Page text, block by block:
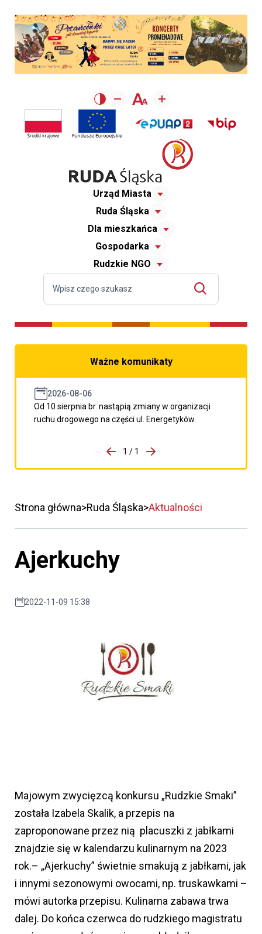
Urząd Miasta
Ruda Śląska
Dla mieszkańca
Gospodarka
Rudzkie NGO
Ważne komunikaty
2026-08-06
Od 10 sierpnia br. nastąpią zmiany w organizacji
ruchu drogowego na części ul. Energetyków.
porzpedniego komunikatu
1 / 1
Przejdź do następnego
Strona główna Ruda Śląska Aktualności
Ajerkuchy
2022-11-09 15:38
Majowym zwycięzcą konkursu „Rudzkie Smaki”
została Izabela Skalik, a przepis na
zaproponowane przez nią placuszki z jabłkami
znajdzie się w kalendarzu kulinarnym na 2023
rok.– „Ajerkuchy” świetnie smakują z jabłkami, jak
i innymi sezonowymi owocami, np. truskawkami –
mówi autorka przepisu. Kulinarna zabawa trwa
dalej. Do końca czerwca do rudzkiego magistratu